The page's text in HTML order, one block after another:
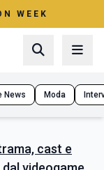
WEEK
News Moda
cast e